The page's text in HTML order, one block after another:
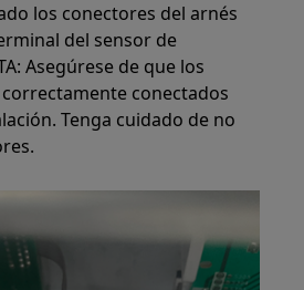
los conectores del arnés
del sensor de
Asegúrese de que los
conectados
Tenga cuidado de no